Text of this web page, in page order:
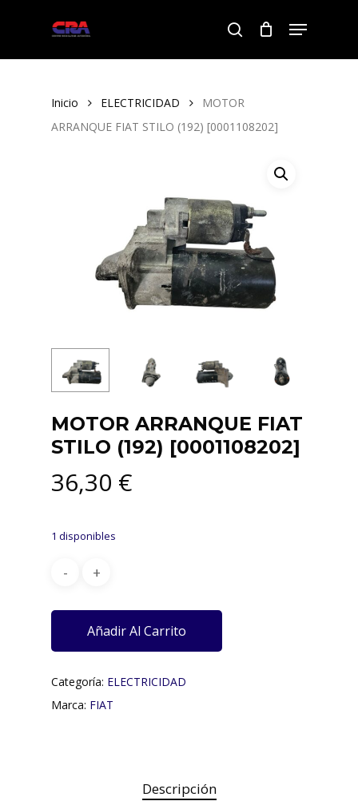
search
Menu
Inicio ELECTRICIDAD
MOTOR
ARRANQUE FIAT STILO (192) [0001108202]
MOTOR ARRANQUE FIAT
STILO (192) [0001108202]
36,30 €
1 disponibles
Añadir Al Carrito
Categoría: ELECTRICIDAD
Marca: FIAT
Descripción